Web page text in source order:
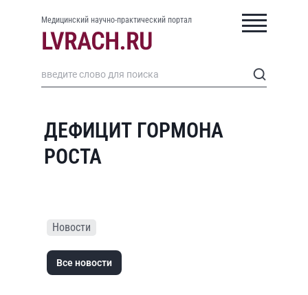
Медицинский научно-практический портал
ДЕФИЦИТ ГОРМОНА
РОСТА
Новости
Все новости